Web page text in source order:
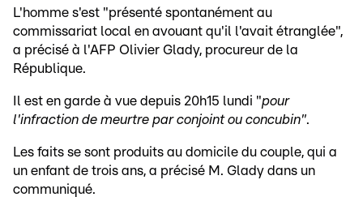
L'homme s'est "présenté spontanément au
commissariat local en avouant qu'il l'avait étranglée",
a précisé à l'AFP Olivier Glady, procureur de la
République.
Il est en garde à vue depuis 20h15 lundi "pour
l'infraction de meurtre par conjoint ou concubin".
Les faits se sont produits au domicile du couple, qui a
un enfant de trois ans, a précisé M. Glady dans un
communiqué.